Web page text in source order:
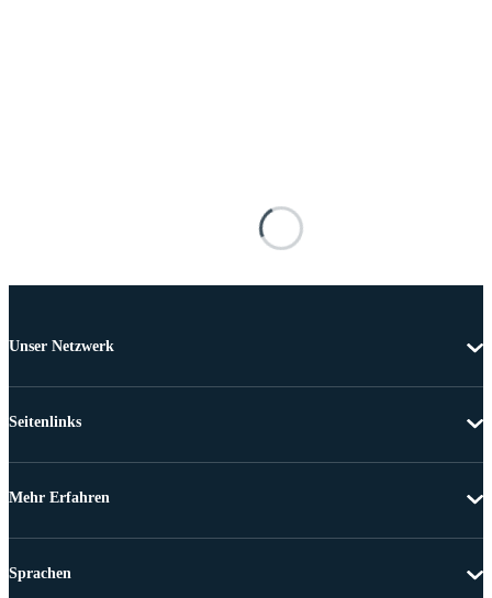
Unser Netzwerk
Seitenlinks
Mehr Erfahren
Sprachen